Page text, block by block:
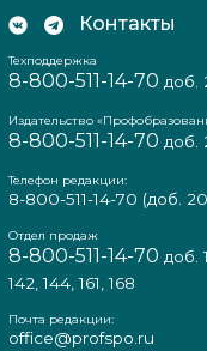
Контакты
Техподдержка
8-800-511-14-70 доб.
Издательство
8-800-511-14-70 доб.
Телефон редакции:
8-800-511-14-70 (доб.
Отдел продаж
8-800-511-14-70 доб.
142, 144, 161, 168
Почта редакции:
office@profspo.ru